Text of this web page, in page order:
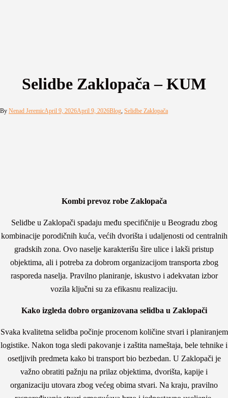
Selidbe Zaklopača – KUM
By Nenad JeremicApril 9, 2026April 9, 2026Blog, Selidbe Zaklopača
Kombi prevoz robe Zaklopača
Selidbe u Zaklopači spadaju među specifičnije u Beogradu zbog
kombinacije porodičnih kuća, većih dvorišta i udaljenosti od centralnih
gradskih zona. Ovo naselje karakterišu šire ulice i lakši pristup
objektima, ali i potreba za dobrom organizacijom transporta zbog
rasporeda naselja. Pravilno planiranje, iskustvo i adekvatan izbor
vozila ključni su za efikasnu realizaciju.
Kako izgleda dobro organizovana selidba u Zaklopači
Svaka kvalitetna selidba počinje procenom količine stvari i planiranjem
logistike. Nakon toga sledi pakovanje i zaštita nameštaja, bele tehnike i
osetljivih predmeta kako bi transport bio bezbedan. U Zaklopači je
važno obratiti pažnju na prilaz objektima, dvorišta, kapije i
organizaciju utovara zbog većeg obima stvari. Na kraju, pravilno